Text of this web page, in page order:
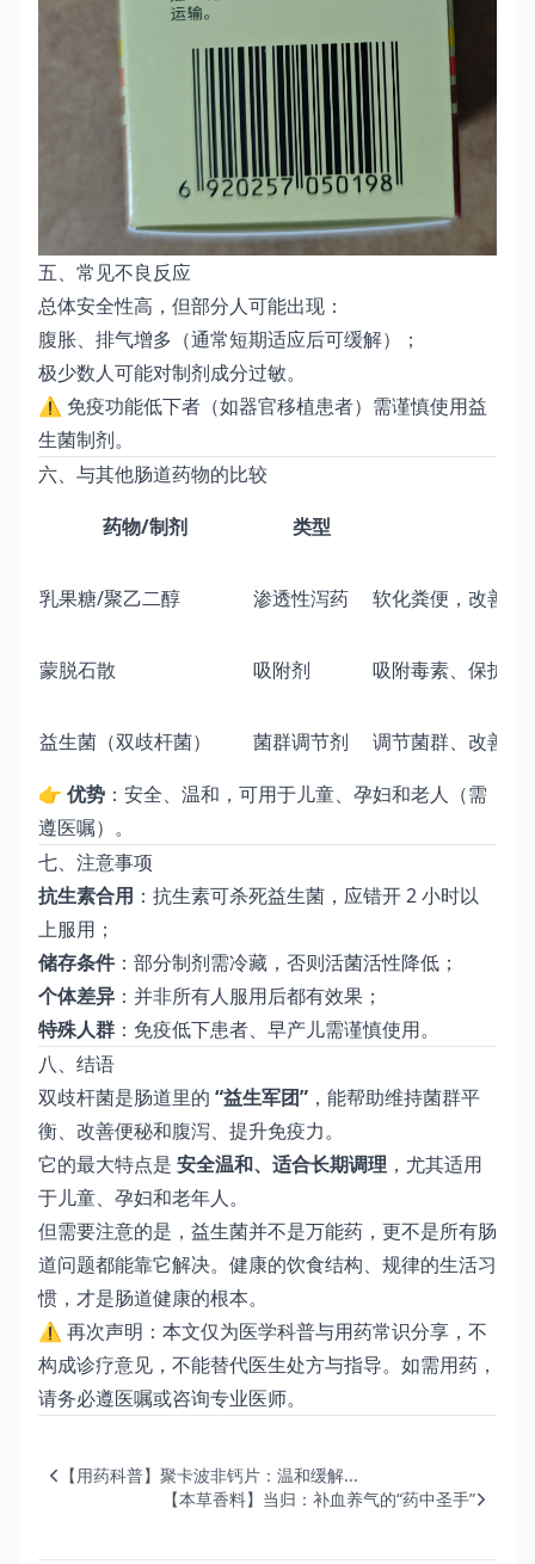
五、常见不良反应
总体安全性高，但部分人可能出现：
腹胀、排气增多（通常短期适应后可缓解）；
极少数人可能对制剂成分过敏。
⚠️ 免疫功能低下者（如器官移植患者）需谨慎使用益
生菌制剂。
六、与其他肠道药物的比较
药物/制剂
类型
乳果糖/聚乙二醇 渗透性泻药 软化粪便，改善便
蒙脱石散 吸附剂 吸附毒素、保护肠
益生菌（双歧杆菌） 菌群调节剂
调节菌群、改善便
👉 优势 ：安全、温和，可用于儿童、孕妇和老人（需
遵医嘱）。
七、注意事项
抗生素合用 ：抗生素可杀死益生菌，应错开 2 小时以
上服用；
储存条件：部分制剂需冷藏，否则活菌活性降低；
个体差异 ：并非所有人服用后都有效果；
特殊人群 ：免疫低下患者、早产儿需谨慎使用。
八、结语
双歧杆菌是肠道里的 “益生军团” ，能帮助维持菌群平
衡、改善便秘和腹泻、提升免疫力。
它的最大特点是安全温和、适合长期调理，尤其适用
于儿童、孕妇和老年人。
但需要注意的是，益生菌并不是万能药，更不是所有肠
道问题都能靠它解决。健康的饮食结构、规律的生活习
惯，才是肠道健康的根本。
⚠️ 再次声明：本文仅为医学科普与用药常识分享，不
构成诊疗意见，不能替代医生处方与指导。如需用药，
请务必遵医嘱或咨询专业医师。
【用药科普】聚卡波非钙片：温和缓解...
【本草香料】当归：补血养气的“药中圣手”